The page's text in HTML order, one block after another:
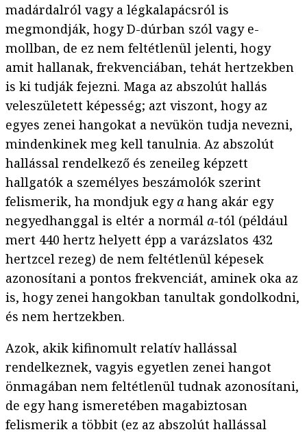
madárdalról vagy a légkalapácsról is
megmondják, hogy D-dúrban szól vagy e-
mollban, de ez nem feltétlenül jelenti, hogy
amit hallanak, frekvenciában, tehát hertzekben
is ki tudják fejezni. Maga az abszolút hallás
veleszületett képesség; azt viszont, hogy az
egyes zenei hangokat a nevükön tudja nevezni,
mindenkinek meg kell tanulnia. Az abszolút
hallással rendelkező és zeneileg képzett
hallgatók a személyes beszámolók szerint
felismerik, ha mondjuk egya hang akár egy
negyedhanggal is eltér a normál a-tól (például
mert 440 hertz helyett épp a varázslatos 432
hertzcel rezeg) de nem feltétlenül képesek
azonosítani a pontos frekvenciát, aminek oka az
is, hogy zenei hangokban tanultak gondolkodni,
és nem hertzekben.
Azok, akik kifinomult relatív hallással
rendelkeznek, vagyis egyetlen zenei hangot
önmagában nem feltétlenül tudnak azonosítani,
de egy hang ismeretében magabiztosan
felismerik a többit (ez az abszolút hallással